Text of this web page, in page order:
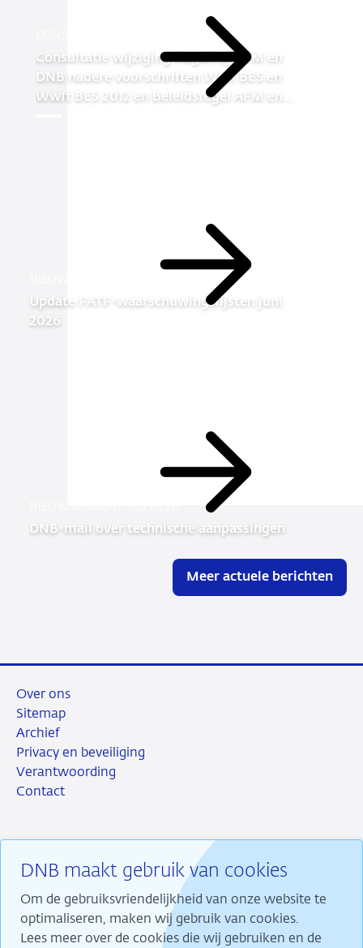
Consultatie wijziging Regeling AFM en
DNB nadere voorschriften Wfm BES en
Wwft BES 2012 en Beleidsregel AFM en
Lees
meer
Update FATF-waarschuwingslijsten juni
2026
DNB-mail over technische aanpassingen
Meer actuele berichten
DNB maakt gebruik van cookies
Om de gebruiksvriendelijkheid van onze website te
optimaliseren, maken wij gebruik van cookies.
Lees meer over de cookies die wij gebruiken en de
Over ons
Sitemap
Archief
Privacy en beveiliging
Verantwoording
Contact
RSS InstagramLinkedin
X